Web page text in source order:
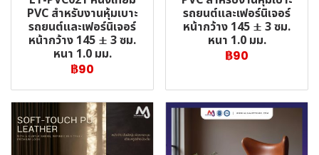
PVC สำหรับงานหุ้มเบาะ
รถยนต์และเฟอร์นิเจอร์
หน้ากว้าง 145 ± 3 ซม.
หนา 1.0 มม.
฿90
รถยนต์และเฟอร์นิเจอร์
หน้ากว้าง 145 ± 3 ซม.
หนา 1.0 มม.
฿90